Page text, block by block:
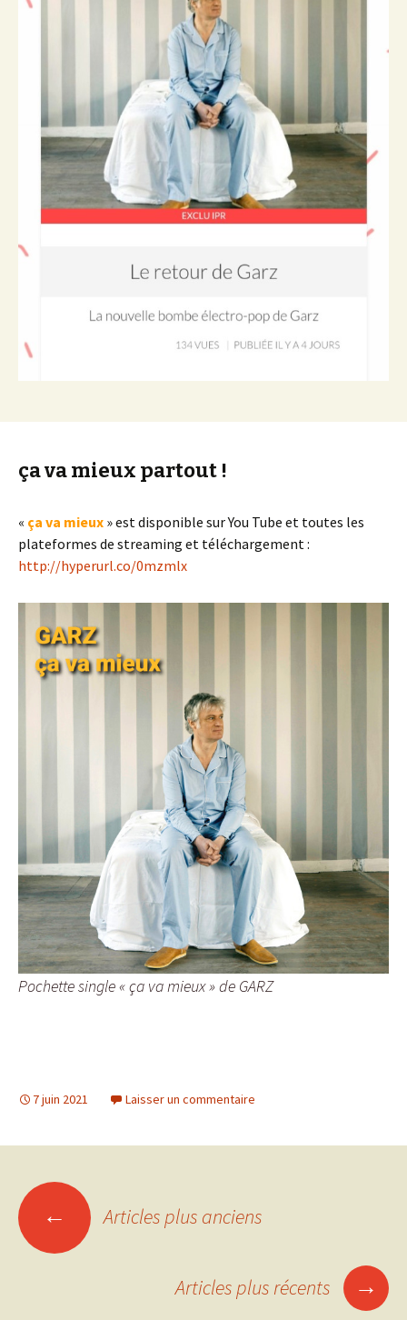
ça va mieux partout !
« ça va mieux » est disponible sur You Tube et toutes les
plateformes de streaming et téléchargement :
http://hyperurl.co/0mzmlx
Pochette single « ça va mieux » de GARZ
7 juin 2021 Laisser un commentaire
Navigation
des
← Articles plus anciens
Articles plus récents →